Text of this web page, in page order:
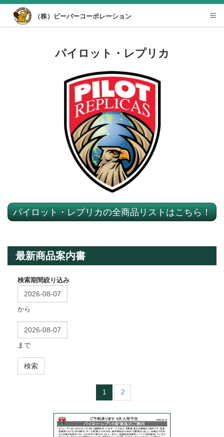
Desktop View
（株）ビーバーコーポレーション
パイロット・レプリカ
パイロット・レプリカの全商品リストはこちら！
最新商品案内書
検索期間絞り込み
から
まで
検索
1 2